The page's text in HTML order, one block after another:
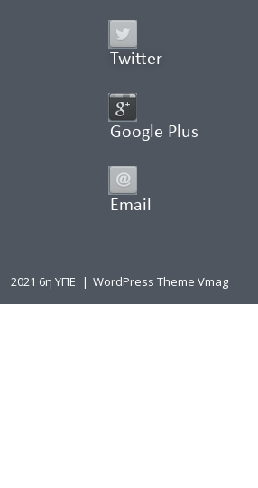
Twitter
Google Plus
Email
2021 6η ΥΠΕ | WordPress Theme Vmag